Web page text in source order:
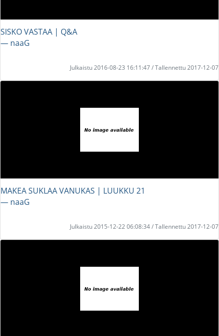
SISKO VASTAA | Q&A
― naaG
Julkaistu 2016-08-23 16:11:47 / Tallennettu 2017-12-07
MAKEA SUKLAA VANUKAS | LUUKKU 21
― naaG
Julkaistu 2015-12-22 06:08:34 / Tallennettu 2017-12-07